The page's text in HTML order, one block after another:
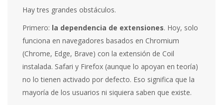
Hay tres grandes obstáculos.
Primero: la dependencia de extensiones. Hoy, solo
funciona en navegadores basados en Chromium
(Chrome, Edge, Brave) con la extensión de Coil
instalada. Safari y Firefox (aunque lo apoyan en teoría)
no lo tienen activado por defecto. Eso significa que la
mayoría de los usuarios ni siquiera saben que existe.